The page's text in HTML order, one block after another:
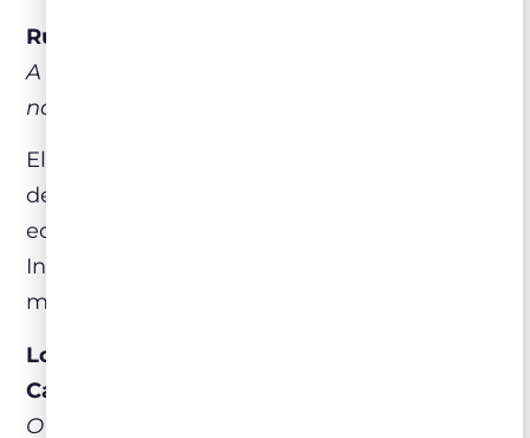
Rutini Malbec 2022 (Argentina)
A melhor relação qualidade/preço existente
no mercado brasileiro
Elaborado a partir de vinhedos selecionados
de Mendoza, apresenta estrutura
equilibrada e condução técnica precisa.
Indicado para carnes grelhadas e pratos de
média intensidade.
Los Boldos La Campana Seleção de Terroir
Cabernet Sauvignon 2019 (Chile)
O melhor degustado do mercado brasileiro